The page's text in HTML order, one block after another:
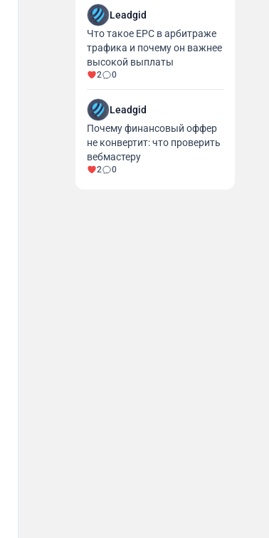
Leadgid
Что такое EPC в арбитраже
трафика и почему он важнее
высокой выплаты
2 0
Leadgid
Почему финансовый оффер
не конвертит: что проверить
вебмастеру
2 0